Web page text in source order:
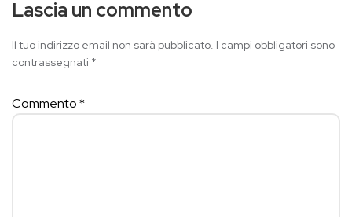
Lascia un commento
Il tuo indirizzo email non sarà pubblicato. I campi obbligatori sono
contrassegnati *
Commento*